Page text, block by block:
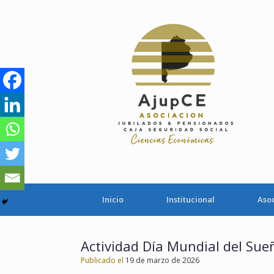
Inicio Institucional
Actividad Día Mundial del
Publicado el 19 de marzo de 2026